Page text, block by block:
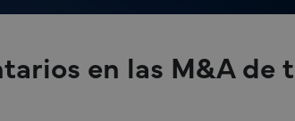
en las M&A de